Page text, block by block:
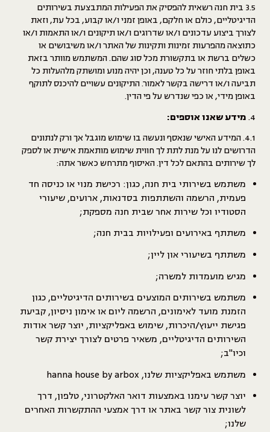
3.5 בית חנה רשאית להפסיק את הפעילות המתבצעת בשירותים
הדיגיטליים, כולם או חלקם, באופן זמני ו/או קבוע, בכל עת, וזאת
לצורך ביצוע עדכונים ו/או שדרוגים ו/או תיקונים ו/או התאמות ו/או
כתוצאה מהפרעות זמינות ותקינות של האתר ו/או משיבושים או
כשלים ברשת או בתקשורת מכל סוג שהם. המשתמש מוותר בזאת
באופן בלתי חוזר על כל טענה, וכן יהיה מנוע ומושתק מלהעלות כל
תביעה ו/או דרישה בקשר לאמור. התיקונים עשויים להיכנס לתוקף
באופן מידי, או כפי שנדרש על פי הדין.
מידע שאנו אוספים:
4.1. המידע האישי שנאסף ונעשה בו שימוש מוגבל אך ורק לנתונים
הדרושים לנו על מנת לתת לך חווית שימוש מותאמת אישית או לספק
לך שירותים בהתאם לכל דין. האיסוף מתרחש כאשר אתה:
משתמש בשירותי בית חנה, כגון: רכישת מנוי או כניסה חד
פעמית, הרשמה והשתתפות בסדנאות, ארועים, שיעורי
הסטודיו וכל שירות אחר שבית חנה מספקת;
משתתף באירועים ופעילויות בבית חנה;
משתתף בשיעורי און ליין;
מגיש מועמדות למשרה;
משתמש בשירותים המוצעים בשירותים הדיגיטליים, כגון
הזמנת מועד לאימונים, הרשמה ליום או אימון ניסיון, קביעת
פגישת ייעוץ/היכרות, שימוש באפליקציות, יוצר קשר אודות
השירותים הדיגיטליים, משאיר פרטים לצורך יצירת קשר
וכיו"ב;
משתמש באפליקציות שלנו, hanna house by arbox
יוצר קשר עימנו באמצעות דואר האלקטרוני, טלפון, דרך
לשונית צור קשר באתר או דרך אמצעי ההתקשרות האחרים
שלנו;